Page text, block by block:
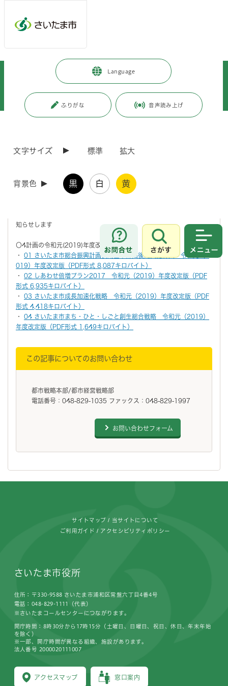
Language
ふりがな 音声読み上げ
文字サイズ 標準 拡大
背景色 黒 白 黄
お問合せ
さがす
市政情報 政策・財政 >
>
既に計画期間が満了している計画
令和元（2019）年度改定版を策定しました
令和元（2019）年度改定版を策定しました
さいたま市総合振興計画後期基本計画後期実施計画をはじめとする以下
の計画（以下、「4計画」という。）の事業については、ＰＤＣＡサイ
クルという観点から、毎年、セルフチェックの結果等を踏まえ、必要な
知らせします
〇4計画の令和元(2019)年度改定版
・ 01 さいたま市総合振興計画後期基本計画後期実施計画 令和元（2
019）年度改定版（PDF形式 8,087キロバイト）
・ 02 しあわせ倍増プラン2017 令和元（2019）年度改定版（PDF
形式 6,935キロバイト）
・ 03 さいたま市成長加速化戦略 令和元（2019）年度改定版（PDF
形式 4,418キロバイト）
・ 04 さいたま市まち・ひと・しごと創生総合戦略 令和元（2019）
年度改定版（PDF形式 1,649キロバイト）
この記事についてのお問い合わせ
都市戦略本部/都市経営戦略部
電話番号：048-829-1035 ファックス：048-829-1997
お問い合わせフォーム
サイトマップ 当サイトについて
ご利用ガイド アクセシビリティポリシー
さいたま市役所
住所：〒330-9588 さいたま市浦和区常盤六丁目4番4号
電話：048-829-1111（代表）
※さいたまコールセンターにつながります。
アクセスマップ 窓口案内
開庁時間：8時30分から17時15分（土曜日、日曜日、祝日、休日、年末年始
を除く）
※一部、開庁時間が異なる組織、施設があります。
法人番号 2000020111007